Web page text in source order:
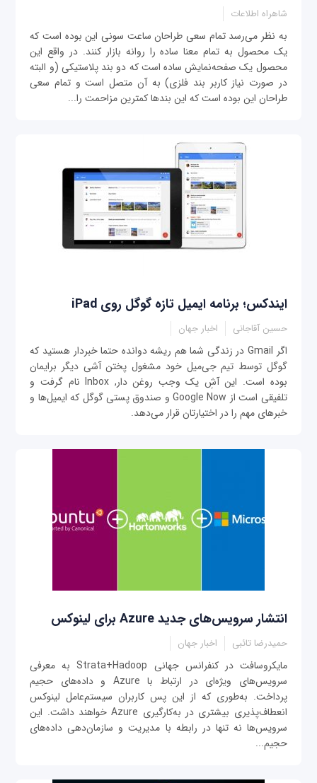
شاهراه اطلاعات
به نظر می‌رسد تمام سعی طراحان ساعت سونی این بوده است که
یک محصول به تمام معنا ساده را روانه بازار کنند. در واقع این
محصول یک صفحه‌نمایش ساده است که دو بند پلاستیکی (و البته
در صورت نیاز کاربر بند فلزی) به آن متصل است و تمام سعی
طراحان این بوده است که این بندها کمترین مزاحمت را...
ایندکس؛ برنامه ایمیل تازه گوگل روی iPad
حسین آقاجانی اخبار جهان
اگر Gmail در زندگی شما هم ریشه دوانده حتما خبردار هستید که
گوگل توسط تیم جی‌میل خود مشغول پختن آشی دیگر برایمان
بوده است. این آشِ یک وجب روغن دار, Inbox نام گرفت و
تلفیقی است از Google Now و صندوق پستی گوگل که ایمیل‌ها و
خبرهای مهم را در اختیارتان قرار می‌دهد.
انتشار سرویس‌های جدید Azure برای لینوکس
حمیدرضا تائبی اخبار جهان
مایکروسافت در کنفرانس جهانی Strata+Hadoop به معرفی
سرویس‌های ویژه‌ای در ارتباط با Azure و داده‌های حجیم
پرداخت. به‌طوری که از این پس کاربران سیستم‌عامل لینوکس
انعطاف‌پذیری بیشتری در به‌کارگیری Azure خواهند داشت. این
سرویس‌ها نه تنها در رابطه با مدیریت و سازمان‌دهی داده‌های
حجیم...